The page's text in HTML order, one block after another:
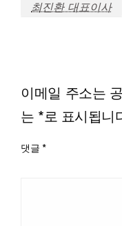
최진환 대표이사
이메일 주소는
는 *로 표시됩니
댓글 *